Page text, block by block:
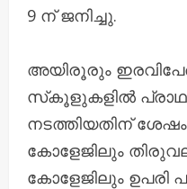
9 ന് ജനിച്ചു.
അയിരൂരും
സ്‌കൂളുകളിൽ
നടത്തിയതിന്
കോളേജിലും
കോളേജിലും ഉപരി